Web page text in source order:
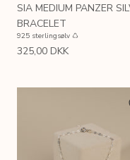
SIA MEDIUM PANZER
BRACELET
925 sterlingsølv ♺
325,00 DKK